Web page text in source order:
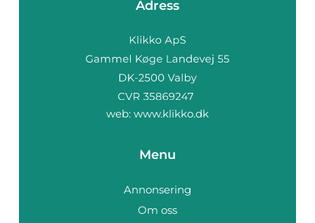
Adress
web: www.klikko.dk
Menu
Annonsering
Om oss